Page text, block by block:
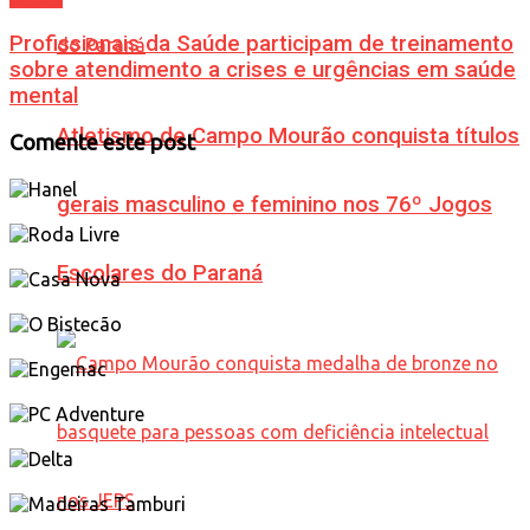
Atletismo de Campo Mourão conquista títulos
gerais masculino e feminino nos 76º Jogos
Escolares do Paraná
Profissionais da Saúde participam de treinamento
sobre atendimento a crises e urgências em saúde
mental
Comente este post